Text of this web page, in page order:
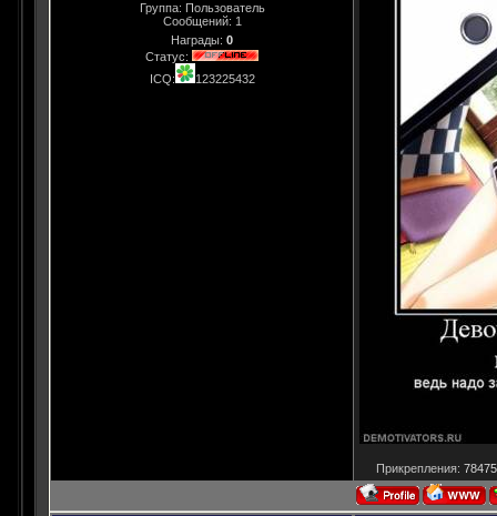
Группа: Пользователь
Сообщений: 1
Награды: 0
Статус:
ICQ:
123225432
Прикрепления: